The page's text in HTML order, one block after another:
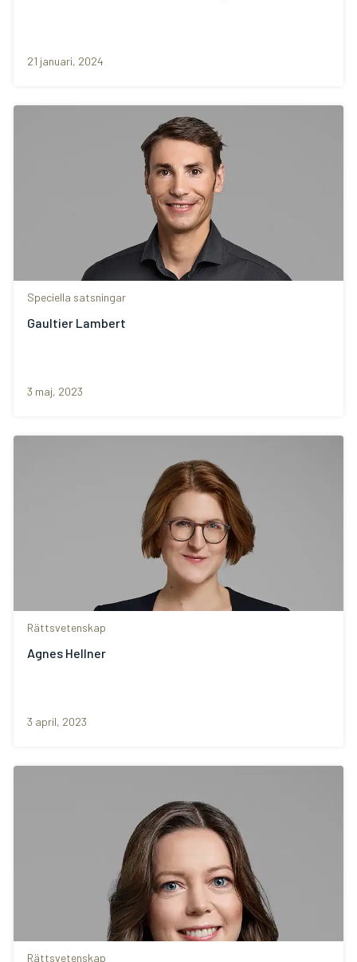
21 januari, 2024
Speciella satsningar
Gaultier Lambert
3 maj, 2023
Rättsvetenskap
Agnes Hellner
3 april, 2023
Rättsvetenskap